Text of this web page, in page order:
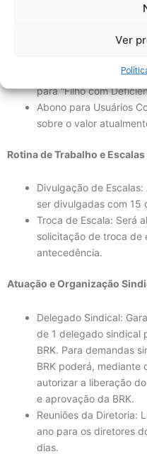
Ver
subsequente ao
Auxílios: Reajuste
nomenclatura muda
para “Filho com
Abono para Usuários
sobre o valor
Rotina de Trabalho e Escalas
Divulgação de
ser divulgadas com 15
Troca de Escala: Será
solicitação de troca de
antecedência.
Atuação e Organização
Delegado Sindical:
de 1 delegado sindical
BRK. Para demandas
BRK poderá, mediante
autorizar a liberação
e aprovação da BRK.
Reuniões da Diretoria:
ano para os diretores
dias.